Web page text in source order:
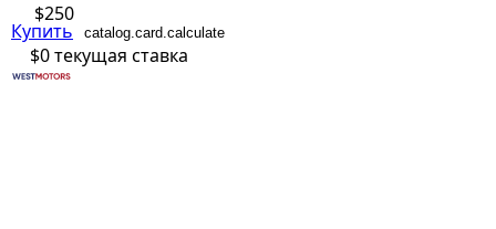
$250
Купить catalog.card.calculate
$0текущая ставка